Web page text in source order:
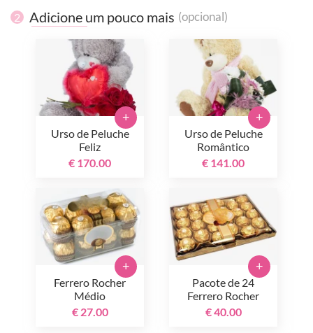
2 Adicione um pouco mais (opcional)
Urso de Peluche
Feliz
€ 170.00
+
Urso de Peluche
Romântico
€ 141.00
+
Ferrero Rocher
Médio
€ 27.00
+
Pacote de 24
Ferrero Rocher
€ 40.00
+